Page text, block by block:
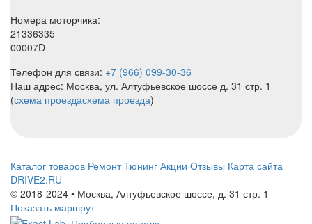
Номера моторчика:
21336335
00007D
Телефон для связи: +7 (966) 099-30-36
Наш адрес: Москва, ул. Алтуфьевское шоссе д. 31 стр. 1
(схема проездасхема проезда)
Каталог товаров Ремонт Тюнинг Акции Отзывы Карта сайта
DRIVE2.RU
© 2018-2024 • Москва, Алтуфьевское шоссе, д. 31 стр. 1
Показать маршрут